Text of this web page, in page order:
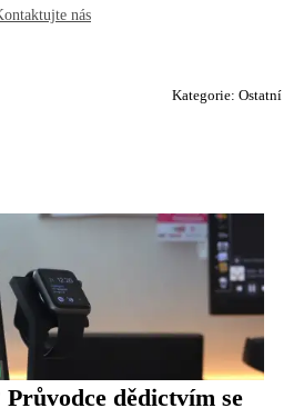
nás
Kategorie: Ostatní
dědictvím se